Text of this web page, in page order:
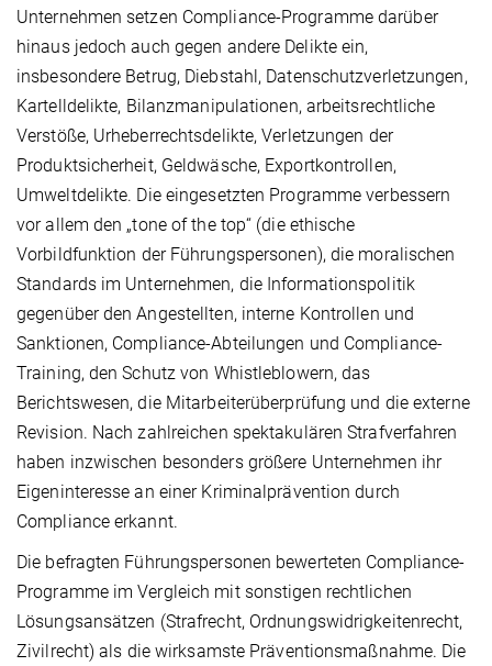
Unternehmen setzen Compliance-Programme darüber
hinaus jedoch auch gegen andere Delikte ein,
insbesondere Betrug, Diebstahl, Datenschutzverletzungen,
Kartell­delikte, Bilanzmanipulationen, arbeitsrechtliche
Verstöße, Urheberrechtsdelikte, Verletzungen der
Produktsicherheit, Geldwäsche, Exportkontrollen,
Umweltdelikte. Die eingesetzten Programme verbessern
vor allem den „tone of the top“ (die ethische
Vorbildfunktion der Führungspersonen), die moralischen
Standards im Unternehmen, die Informationspolitik
gegenüber den Angestellten, interne Kontrollen und
Sanktionen, Compliance-Abteilungen und Compliance-
Training, den Schutz von Whistleblowern, das
Berichtswesen, die Mitarbeiterüberprüfung und die externe
Revision. Nach zahlreichen spektakulären Strafverfahren
haben inzwischen besonders größere Unternehmen ihr
Eigeninteresse an einer Kriminalprävention durch
Compliance erkannt.
Die befragten Führungspersonen bewerteten Compliance-
Programme im Vergleich mit sonstigen rechtlichen
Lösungsansätzen (Strafrecht, Ordnungswidrigkeitenrecht,
Zivilrecht) als die wirksamste Präventionsmaßnahme. Die